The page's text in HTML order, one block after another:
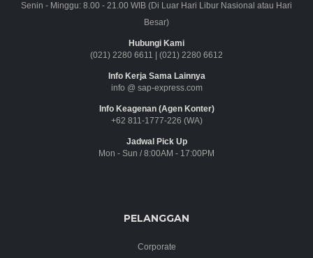
Senin - Minggu: 8.00 - 21.00 WIB (Di Luar Hari Libur Nasional atau Hari
Besar)
Hubungi Kami
(021) 2280 6611
(021) 2280 6612
Info Kerja Sama Lainnya
info @ sap-express.com
Info Keagenan (Agen Konter)
+62 811-1777-226 (WA)
Jadwal Pick Up
Mon - Sun / 8:00AM - 17:00PM
PELANGGAN
Corporate